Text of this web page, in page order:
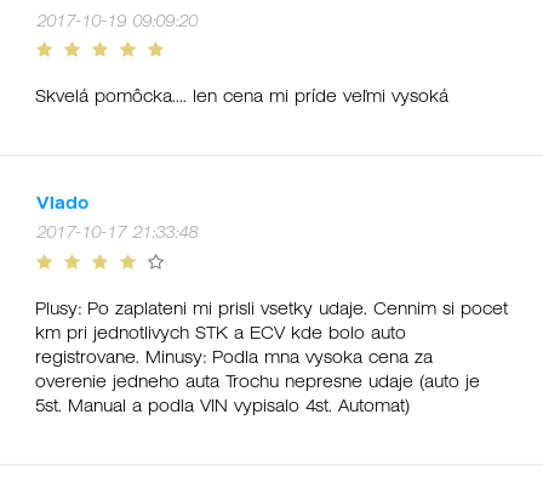
2017-10-19 09:09:20
Skvelá pomôcka.... len cena mi príde veľmi vysoká
Vlado
2017-10-17 21:33:48
Plusy: Po zaplateni mi prisli vsetky udaje. Cennim si pocet
km pri jednotlivych STK a ECV kde bolo auto
registrovane. Minusy: Podla mna vysoka cena za
overenie jedneho auta Trochu nepresne udaje (auto je
5st. Manual a podla VIN vypisalo 4st. Automat)